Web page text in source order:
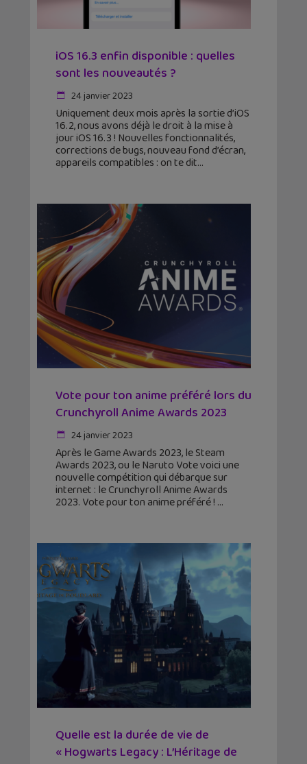
iOS 16.3 enfin disponible : quelles
sont les nouveautés ?
24 janvier 2023
Uniquement deux mois après la sortie d’iOS
16.2, nous avons déjà le droit à la mise à
jour iOS 16.3 ! Nouvelles fonctionnalités,
corrections de bugs, nouveau fond d’écran,
appareils compatibles : on te dit
Vote pour ton anime préféré lors du
Crunchyroll Anime Awards 2023
24 janvier 2023
Après le Game Awards 2023, le Steam
Awards 2023, ou le Naruto Vote voici une
nouvelle compétition qui débarque sur
internet : le Crunchyroll Anime Awards
2023. Vote pour ton anime préféré !
Quelle est la durée de vie de
« Hogwarts Legacy : L’Héritage de